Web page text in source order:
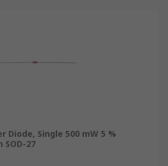
Diode, Single 500 mW 5 %
SOD-27